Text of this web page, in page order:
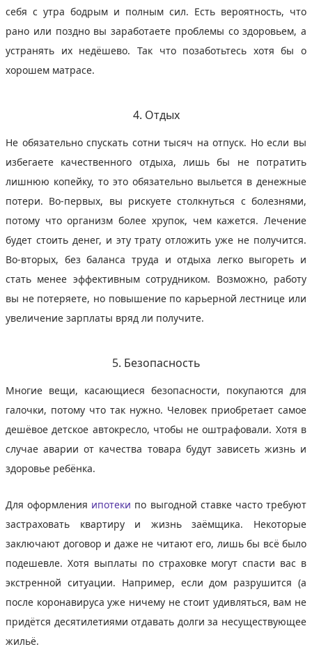
себя с утра бодрым и полным сил. Есть вероятность, что
рано или поздно вы заработаете проблемы со здоровьем, а
устранять их недёшево. Так что позаботьтесь хотя бы о
хорошем матрасе.
4. Отдых
Не обязательно спускать сотни тысяч на отпуск. Но если вы
избегаете качественного отдыха, лишь бы не потратить
лишнюю копейку, то это обязательно выльется в денежные
потери. Во‑первых, вы рискуете столкнуться с болезнями,
потому что организм более хрупок, чем кажется. Лечение
будет стоить денег, и эту трату отложить уже не получится.
Во‑вторых, без баланса труда и отдыха легко выгореть и
стать менее эффективным сотрудником. Возможно, работу
вы не потеряете, но повышение по карьерной лестнице или
увеличение зарплаты вряд ли получите.
5. Безопасность
Многие вещи, касающиеся безопасности, покупаются для
галочки, потому что так нужно. Человек приобретает самое
дешёвое детское автокресло, чтобы не оштрафовали. Хотя в
случае аварии от качества товара будут зависеть жизнь и
здоровье ребёнка.
Для оформления ипотеки по выгодной ставке часто требуют
застраховать квартиру и жизнь заёмщика. Некоторые
заключают договор и даже не читают его, лишь бы всё было
подешевле. Хотя выплаты по страховке могут спасти вас в
экстренной ситуации. Например, если дом разрушится (а
после коронавируса уже ничему не стоит удивляться, вам не
придётся десятилетиями отдавать долги за несуществующее
жильё.